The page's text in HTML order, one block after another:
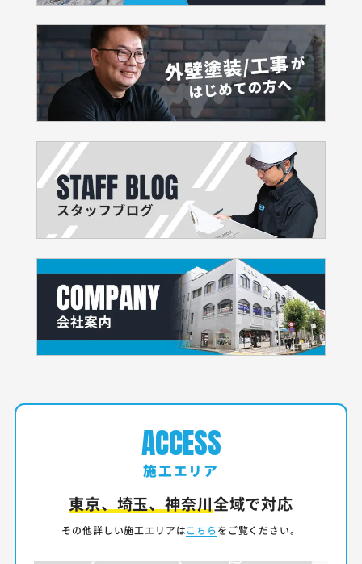
ACCESS
施工エリア
東京、埼玉、神奈川全域で対応
その他詳しい施工エリアはこちらをご覧ください。